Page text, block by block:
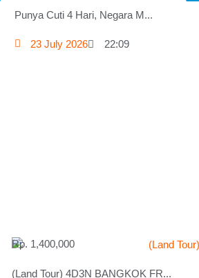
Punya Cuti 4 Hari, Negara M...
23 July 2026 22:09
Rp. 1,400,000
(Land Tour) 4D3N BANGKOK FR...